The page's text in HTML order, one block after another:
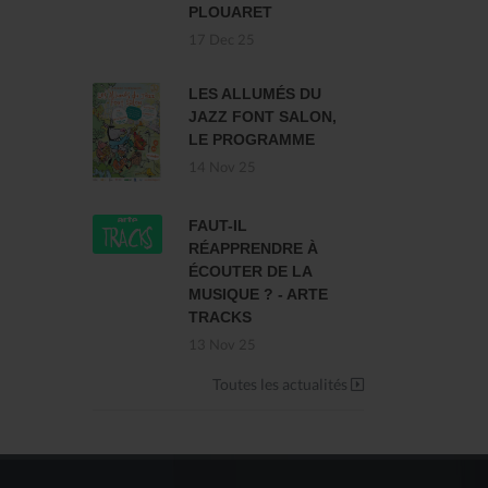
PLOUARET
LES ALLUMÉS DU
JAZZ FONT SALON,
LE PROGRAMME
FAUT-IL
RÉAPPRENDRE À
ÉCOUTER DE LA
MUSIQUE ? - ARTE
TRACKS
Toutes les actualités